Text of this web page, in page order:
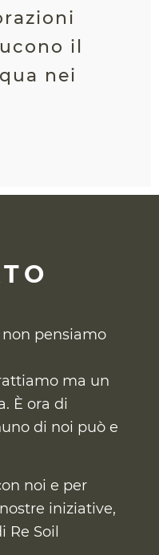
il
nei
pensiamo
ma un
È ora di
di noi può e
noi e per
iniziative,
Soil